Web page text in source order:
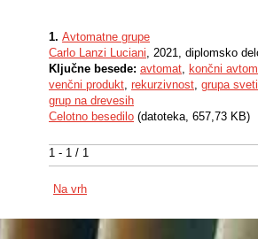
1 - 1 / 1
1. Avtomatne grupe
Carlo Lanzi Luciani, 2021, diplomsko
Ključne besede: avtomat, končni
venčni produkt, rekurzivnost, grupa
grup na drevesih
Celotno besedilo (datoteka, 657,73 KB)
Na vrh